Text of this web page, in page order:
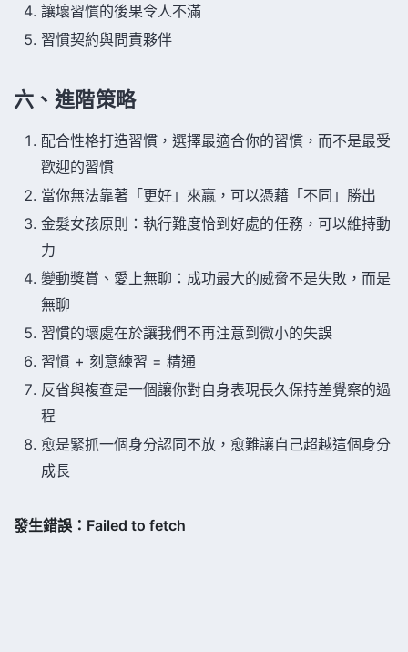
讓壞習慣的後果令人不滿
習慣契約與問責夥伴
六、進階策略
配合性格打造習慣，選擇最適合你的習慣，而不是最受
歡迎的習慣
當你無法靠著「更好」來贏，可以憑藉「不同」勝出
金髮女孩原則：執行難度恰到好處的任務，可以維持動
力
變動獎賞、愛上無聊：成功最大的威脅不是失敗，而是
無聊
習慣的壞處在於讓我們不再注意到微小的失誤
習慣 + 刻意練習 = 精通
反省與複查是一個讓你對自身表現長久保持差覺察的過
程
愈是緊抓一個身分認同不放，愈難讓自己超越這個身分
成長